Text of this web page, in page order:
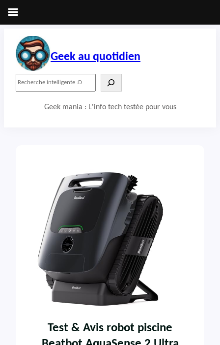
contenu
Geek au quotidien
Geek mania : L'info tech testée pour vous
Test & Avis robot piscine